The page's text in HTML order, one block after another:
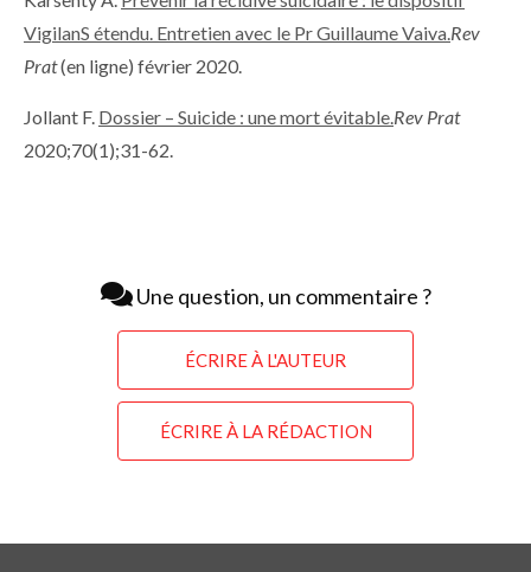
VigilanS étendu. Entretien avec le Pr Guillaume Vaiva.Rev
Prat(en ligne) février 2020.
Jollant F. Dossier – Suicide : une mort évitable.Rev Prat
2020;70(1);31-62.
Une question, un commentaire ?
ÉCRIRE À L'AUTEUR
ÉCRIRE À LA RÉDACTION